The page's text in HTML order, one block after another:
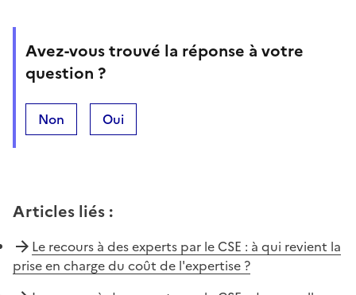
Avez-vous trouvé la réponse à votre
question ?
Non Oui
Articles liés :
Le recours à des experts par le CSE : à qui revient la
prise en charge du coût de l'expertise ?